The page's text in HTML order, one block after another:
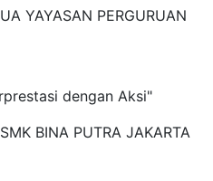
YAYASAN PERGURUAN
dengan Aksi"
BINA PUTRA JAKARTA